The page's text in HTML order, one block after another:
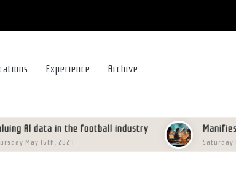
Experience Archive
AI data in the football industry
16th, 2024
Manifiesto
Saturday